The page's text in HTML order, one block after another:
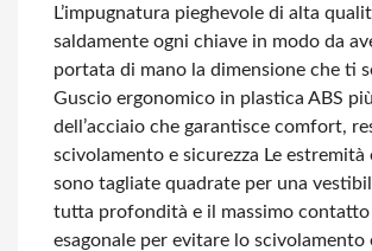
L’impugnatura pieghevole di alta
saldamente ogni chiave in modo da
portata di mano la dimensione che ti
Guscio ergonomico in plastica ABS
dell’acciaio che garantisce comfort,
scivolamento e sicurezza Le estremità
sono tagliate quadrate per una
tutta profondità e il massimo contatto
esagonale per evitare lo scivolamento